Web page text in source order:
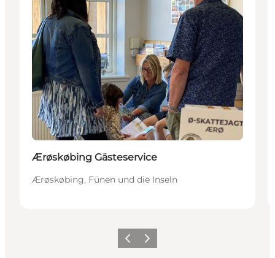
Ærøskøbing Gästeservice
Ærøskøbing, Fünen und die Inseln
ZurückWeiter